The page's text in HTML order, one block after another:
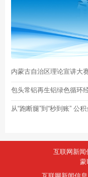
内蒙古自治区理论宣讲大
包头常铝再生铝绿色循环
从“跑断腿”到“秒到账” 公
互联网新闻
蒙